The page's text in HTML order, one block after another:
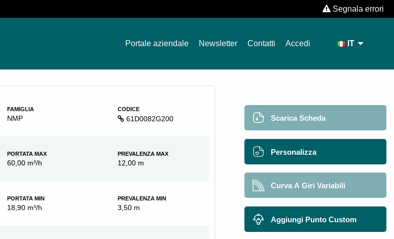
Segnala errori
Portale aziendale Newsletter Contatti Accedi IT
FAMIGLIA
NMP
CODICE
61D0082G200
PORTATA MAX
60,00 m³/h
PREVALENZA MAX
12,00 m
PORTATA MIN
18,90 m³/h
PREVALENZA MIN
3,50 m
Scarica Scheda
Personalizza
Curva A Giri Variabili
Aggiungi Punto Custom